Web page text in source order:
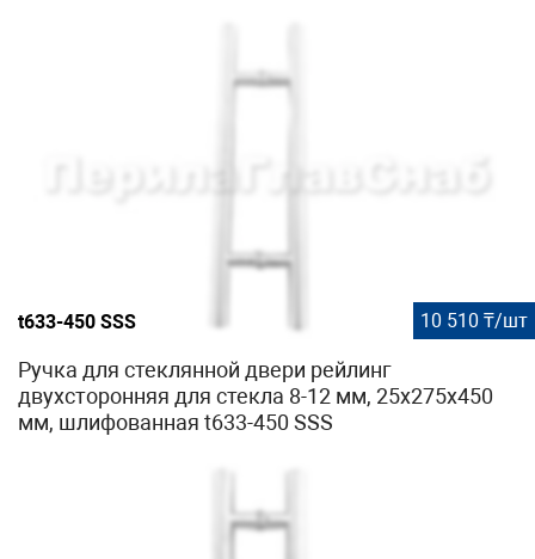
t633-450 SSS 10 510 ₸/шт
Ручка для стеклянной двери рейлинг
двухсторонняя для стекла 8-12 мм, 25x275x450
мм, шлифованная t633-450 SSS